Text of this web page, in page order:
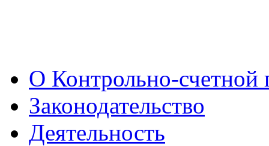
О Контрольно-счетной
Законодательство
Деятельность